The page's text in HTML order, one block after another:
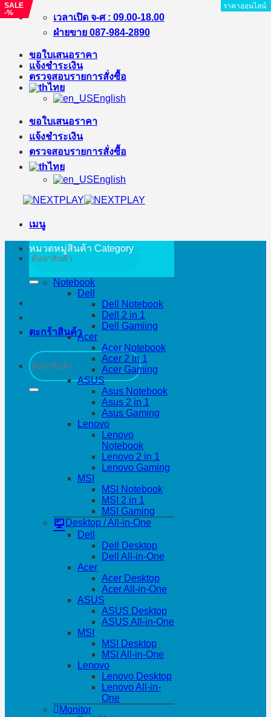
ข้าม
เนื้อหา
เวลาเปิด จ-ศ : 09.00-18.00
ฝ่ายขาย 087-984-2890
ขอใบเสนอราคา
แจ้งชำระเงิน
ตรวจสอบรายการสั่งซื้อ
ไทย
English
ขอใบเสนอราคา
แจ้งชำระเงิน
ตรวจสอบรายการสั่งซื้อ
ไทย
English
เมนู
ค้นหา:
ตะกร้าสินค้า
ค้นหา:
หมวดหมู่สินค้า Category
Notebook
Dell
Dell Notebook
Dell 2 in 1
Dell Gamiing
Acer
Acer Notebook
Acer 2 in 1
Acer Gaming
ASUS
Asus Notebook
Asus 2 in 1
Asus Gaming
Lenovo
Lenovo
Notebook
Lenovo 2 in 1
Lenovo Gaming
MSI
MSI Notebook
MSI 2 in 1
MSI Gaming
Desktop / All-in-One
Dell
Dell Desktop
Dell All-in-One
Acer
Acer Desktop
Acer All-in-One
ASUS
ASUS Desktop
ASUS All-in-One
MSI
MSI Desktop
MSI All-in-One
Lenovo
Lenovo Desktop
Lenovo All-in-
One
Monitor
ราคาออนไลน์
ราคาออนไลน์
ราคาออนไลน์
ราคาออนไลน์
ราคาออนไลน์
ราคาออนไลน์
ราคาออนไลน์
ราคาออนไลน์
SALE
-%